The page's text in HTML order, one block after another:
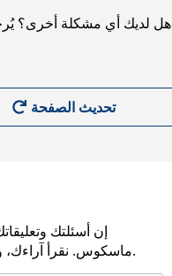
هل لديك أي مشكلة أخرى؟
إن أسئلتك
ماسكوس. نقرأ آراءك، ونرد عليها، بناء على طلبكم في أسرع وقت ممكن.